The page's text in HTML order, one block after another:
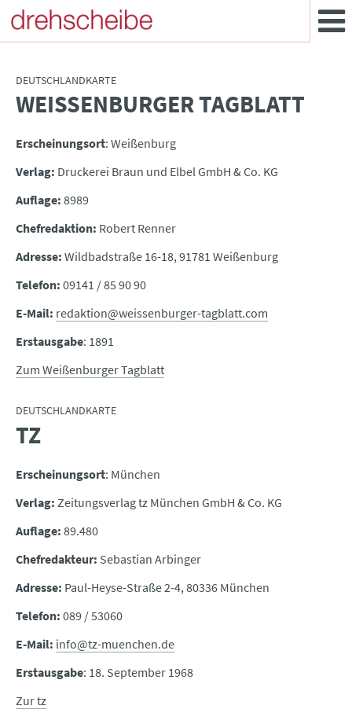
DEUTSCHLANDKARTE
:WEISSENBURGER TAGBLATT
Erscheinungsort: Weißenburg
Verlag: Druckerei Braun und Elbel GmbH & Co. KG
Auflage: 8989
Chefredaktion: Robert Renner
Adresse: Wildbadstraße 16-18, 91781 Weißenburg
Telefon: 09141 / 85 90 90
E-Mail: redaktion@weissenburger-tagblatt.com
Erstausgabe: 1891
Zum Weißenburger Tagblatt
DEUTSCHLANDKARTE
:TZ
Erscheinungsort: München
Verlag: Zeitungsverlag tz München GmbH & Co. KG
Auflage: 89.480
Chefredakteur: Sebastian Arbinger
Adresse: Paul-Heyse-Straße 2-4, 80336 München
Telefon: 089 / 53060
E-Mail: info@tz-muenchen.de
Erstausgabe: 18. September 1968
Zur tz